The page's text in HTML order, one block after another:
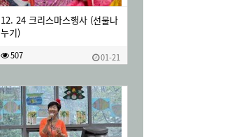
12. 24 크리스마스행사 (선물나
누기)
507 01-21